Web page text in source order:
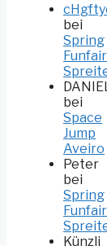
bei
Spring
Funfair
bei
Space
Jump
Aveiro
Peter
bei
Spring
Funfair
Künzli